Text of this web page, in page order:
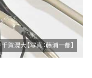
賀滉大【写真：藤浦一都】